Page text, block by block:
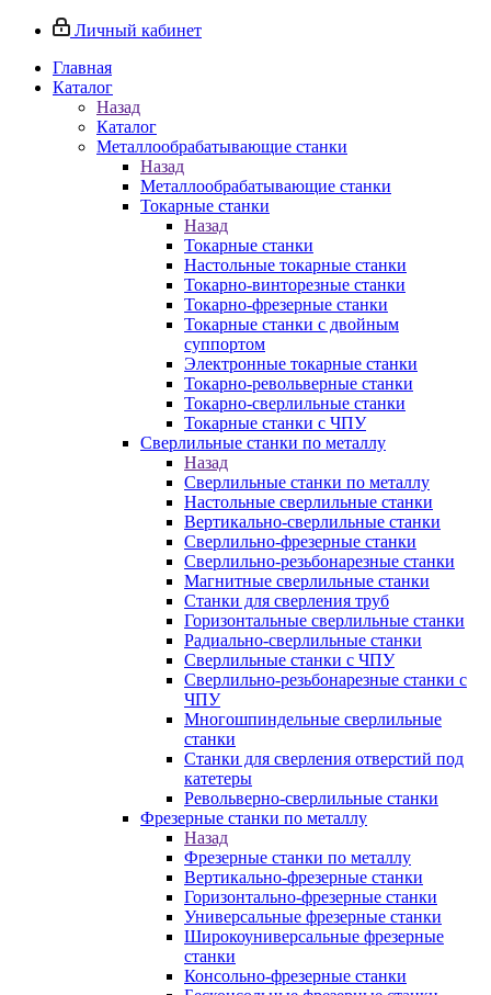
Личный кабинет
Главная
Каталог
Назад
Каталог
Металлообрабатывающие станки
Назад
Металлообрабатывающие станки
Токарные станки
Назад
Токарные станки
Настольные токарные станки
Токарно-винторезные станки
Токарно-фрезерные станки
Токарные станки с двойным
суппортом
Электронные токарные станки
Токарно-револьверные станки
Токарно-сверлильные станки
Токарные станки с ЧПУ
Сверлильные станки по металлу
Назад
Сверлильные станки по металлу
Настольные сверлильные станки
Вертикально-сверлильные станки
Сверлильно-фрезерные станки
Сверлильно-резьбонарезные станки
Магнитные сверлильные станки
Станки для сверления труб
Горизонтальные сверлильные станки
Радиально-сверлильные станки
Сверлильные станки с ЧПУ
Сверлильно-резьбонарезные станки с
ЧПУ
Многошпиндельные сверлильные
станки
Станки для сверления отверстий под
катетеры
Револьверно-сверлильные станки
Фрезерные станки по металлу
Назад
Фрезерные станки по металлу
Вертикально-фрезерные станки
Горизонтально-фрезерные станки
Универсальные фрезерные станки
Широкоуниверсальные фрезерные
станки
Консольно-фрезерные станки